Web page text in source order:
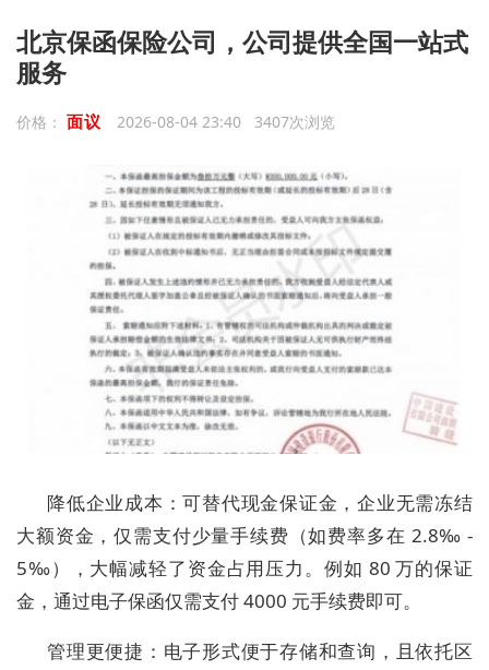
北京保函保险公司，公司提供全国一站式
服务
价格： 面议 2026-08-04 23:40 3407次浏览
降低企业成本：可替代现金保证金，企业无需冻结
大额资金，仅需支付少量手续费（如费率多在 2.8‰ -
5‰），大幅减轻了资金占用压力。例如 80 万的保证
金，通过电子保函仅需支付 4000 元手续费即可。
管理更便捷：电子形式便于存储和查询，且依托区